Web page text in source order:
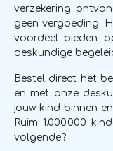
verzekering
geen vergoeding.
voordeel bieden
deskundige
Bestel direct het
en met onze
jouw kind binnen
Ruim 1.000.000
volgende?